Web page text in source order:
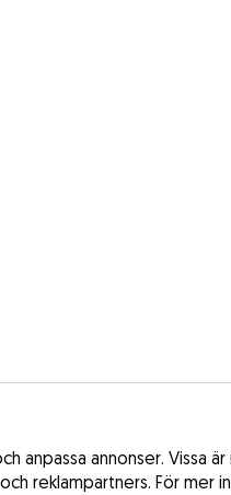
annonser. Vissa
reklampartners. För mer